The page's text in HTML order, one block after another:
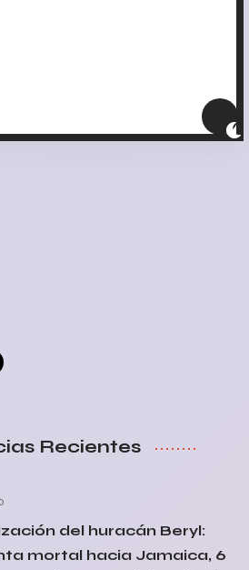
Recientes
del huracán Beryl:
mortal hacia Jamaica, 6